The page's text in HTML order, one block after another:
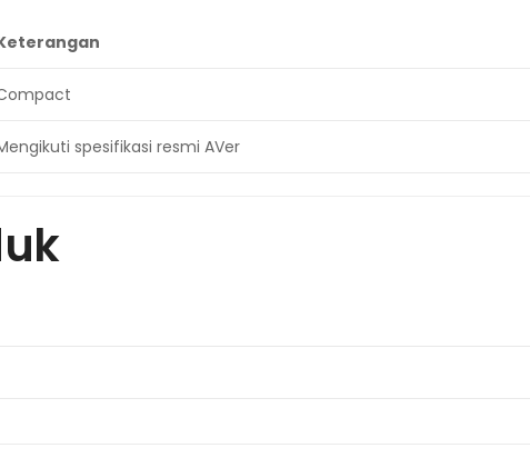
spesifikasi resmi AVer